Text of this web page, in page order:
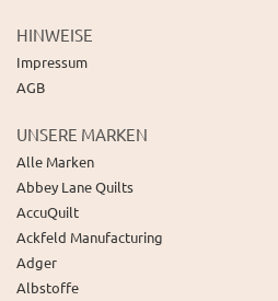
HINWEISE
Impressum
AGB
UNSERE MARKEN
Alle Marken
Abbey Lane Quilts
AccuQuilt
Ackfeld Manufacturing
Adger
Albstoffe